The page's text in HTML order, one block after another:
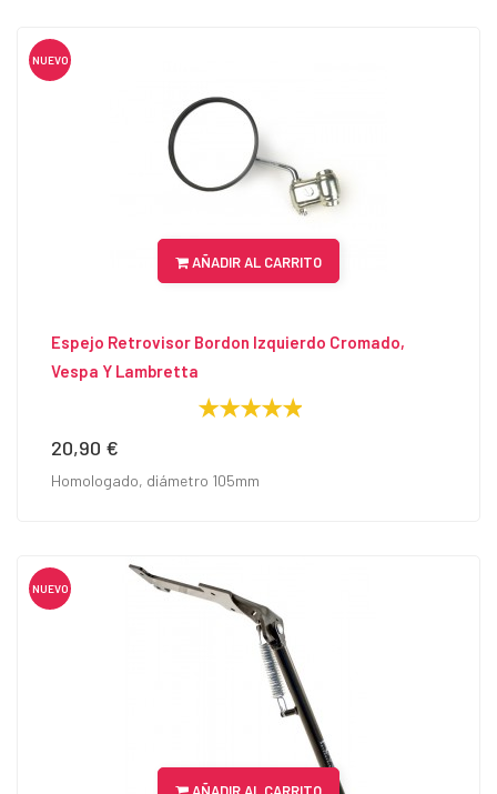
NUEVO
AÑADIR AL CARRITO
Espejo Retrovisor Bordon Izquierdo Cromado,
Vespa Y Lambretta
Precio
20,90 €
Homologado, diámetro 105mm
NUEVO